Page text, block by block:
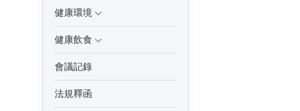
健康環境
健康飲食
會議記錄
法規釋函